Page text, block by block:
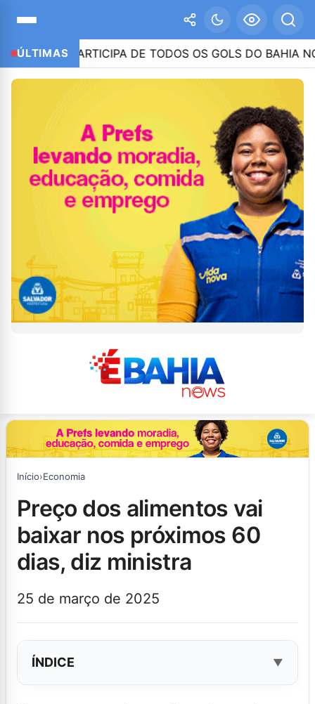
ÚLTIMAS
PARTICIPA DE TODOS OS GOLS DO BAHIA NO 2º
Início›Economia
preço dos alimentos vai
baixar nos próximos 60
dias, diz ministra
25 de março de 2025
ÍNDICE